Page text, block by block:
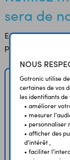
sera de
Entrez votre
produit sera de
Quantitée
Adresse email
NOUS
Gotronic utilise
certaines de vos
les identifiants
• améliorer
• mesurer
• personnaliser
• afficher des
d'intérêt ,
• faciliter